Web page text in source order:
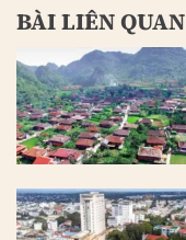
BÀI LIÊN QUAN